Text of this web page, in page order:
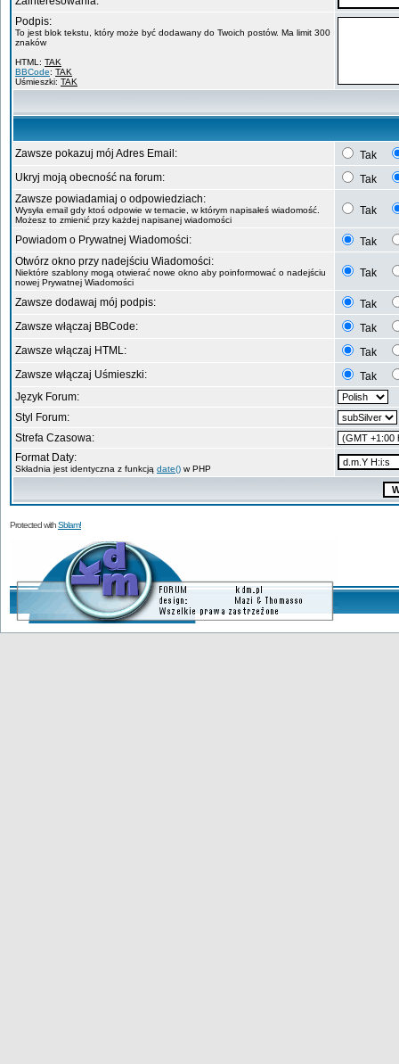
Podpis:
To jest blok tekstu, który może być dodawany do Twoich postów. Ma limit 300
znaków
HTML: TAK
BBCode: TAK
Uśmieszki: TAK
Zawsze pokazuj mój Adres Email:
Tak
Ukryj moją obecność na forum:
Tak
Zawsze powiadamiaj o odpowiedziach:
Wysyła email gdy ktoś odpowie w temacie, w którym napisałeś wiadomość.
Możesz to zmienić przy każdej napisanej wiadomości
Tak
Powiadom o Prywatnej Wiadomości:
Tak
Otwórz okno przy nadejściu Wiadomości:
Niektóre szablony mogą otwierać nowe okno aby poinformować o nadejściu
nowej Prywatnej Wiadomości
Tak
Zawsze dodawaj mój podpis:
Tak
Zawsze włączaj BBCode:
Tak
Zawsze włączaj HTML:
Tak
Zawsze włączaj Uśmieszki:
Tak
Język Forum:
Styl Forum:
Strefa Czasowa:
Format Daty:
Składnia jest identyczna z funkcją date() w PHP
Protected withSblam!